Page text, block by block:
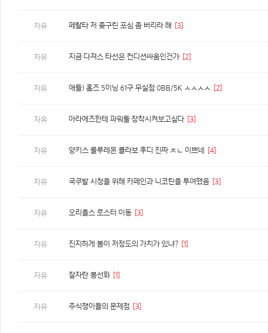
자유 페랄타 저 좆구린 포심 좀 버리라 해 [3]
자유 지금 다져스 타선은 컨디션싸움인건가 [2]
자유 애틀) 홈즈 5이닝 61구 무실점 0BB/5K ㅅㅅㅅㅅ [2]
자유 아라에즈한테 파워툴 장착시켜보고싶다 [3]
자유 양키스 룰루레몬 콜라보 후디 진짜 ㅈㄴ 이쁘네 [4]
자유 국쿠발 시청을 위해 카페인과 니코틴을 투여했음 [3]
자유 오리올스 로스터 이동 [3]
자유 진지하게 봄이 저정도의 가치가 있냐? [1]
자유 잘자란 봉선화 [1]
자유 주식쟁이들의 문제점 [3]